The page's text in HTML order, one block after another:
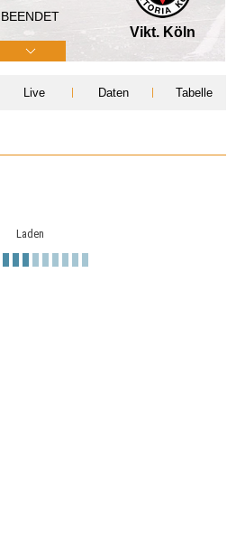
BEENDET
Vikt. Köln
Live Daten Tabelle
Laden